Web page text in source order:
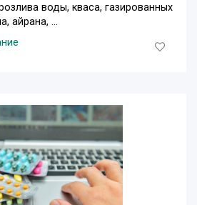
воды, кваса, газированных
айрана, ...